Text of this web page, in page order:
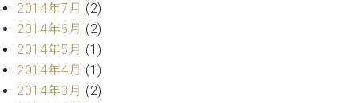
お
問
い
合
わ
2014年7月 (2)
2014年6月 (2)
2014年5月 (1)
2014年4月 (1)
2014年3月 (2)